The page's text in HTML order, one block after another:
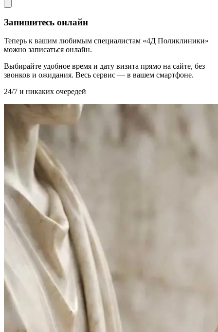
Запишитесь онлайн
Теперь к вашим любимым специалистам «4Д Поликлиники»
можно записаться онлайн.
Выбирайте удобное время и дату визита прямо на сайте, без
звонков и ожидания. Весь сервис — в вашем смартфоне.
24/7 и никаких очередей